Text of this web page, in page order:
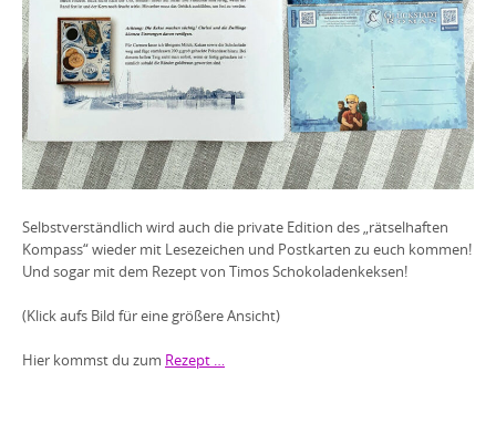
Selbstverständlich wird auch die private Edition des „rätselhaften
Kompass“ wieder mit Lesezeichen und Postkarten zu euch kommen!
Und sogar mit dem Rezept von Timos Schokoladenkeksen!
(Klick aufs Bild für eine größere Ansicht)
Hier kommst du zum Rezept …